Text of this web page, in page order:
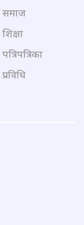
समाज
शिक्षा
पत्रिपत्रिका
प्रविधि